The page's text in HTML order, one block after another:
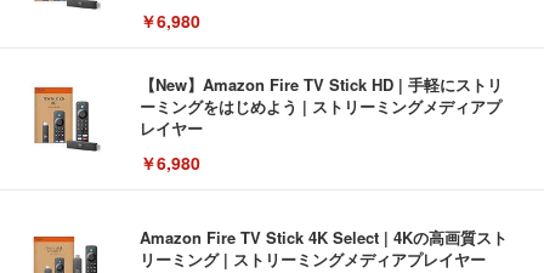
￥6,980
【New】Amazon Fire TV Stick HD | 手軽にストリ
ーミングをはじめよう | ストリーミングメディアプ
レイヤー
￥6,980
Amazon Fire TV Stick 4K Select | 4Kの高画質スト
リーミング | ストリーミングメディアプレイヤー